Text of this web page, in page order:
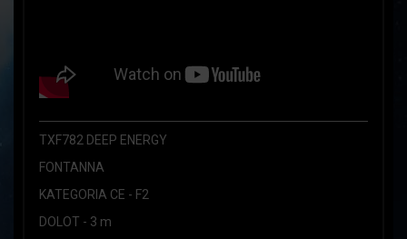
TXF782 DEEP ENERGY
FONTANNA
KATEGORIA CE - F2
DOLOT - 3 m